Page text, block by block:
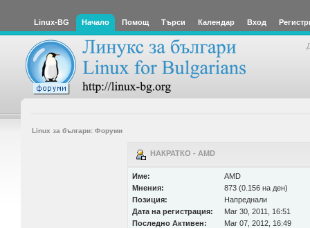
Linux-BG Начало Помощ Търси Календар Вход
Linux за българи: Форуми
НАКРАТКО - AMD
Име:
AMD
Мнения:
873 (0.156 на ден)
Позиция:
Напреднали
Дата на регистрация:
Mar 30, 2011, 16:51
Последно Активен:
Mar 07, 2012, 16:49